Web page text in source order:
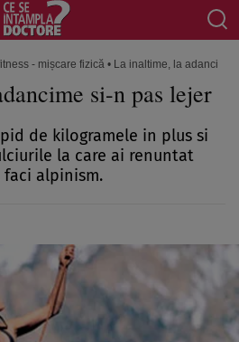
- mișcare fizică • La inaltime, la adancime
si-n pas lejer
de kilogramele in plus si
la care ai renuntat
alpinism.